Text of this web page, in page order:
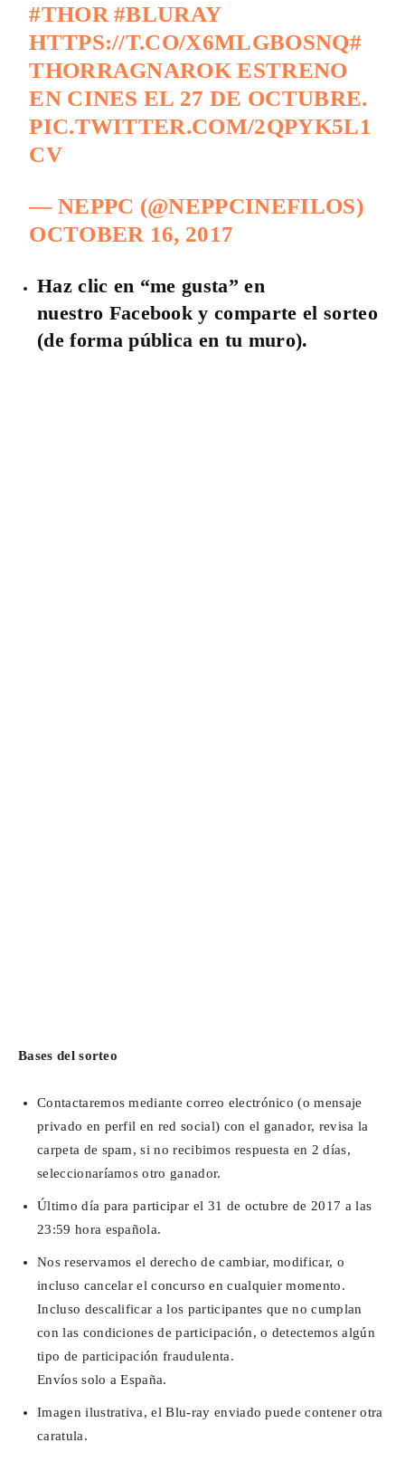
#THOR #BLURAY
HTTPS://T.CO/X6MLGBOSNQ#
THORRAGNAROK ESTRENO
EN CINES EL 27 DE OCTUBRE.
PIC.TWITTER.COM/2QPYK5L1
CV
— NEPPC (@NEPPCINEFILOS)
OCTOBER 16, 2017
Haz clic en “me gusta” en
nuestro Facebook y comparte el sorteo
(de forma pública en tu muro).
Bases del sorteo
Contactaremos mediante correo electrónico (o mensaje
privado en perfil en red social) con el ganador, revisa la
carpeta de spam, si no recibimos respuesta en 2 días,
seleccionaríamos otro ganador.
Último día para participar el 31 de octubre de 2017 a las
23:59 hora española.
Nos reservamos el derecho de cambiar, modificar, o
incluso cancelar el concurso en cualquier momento.
Incluso descalificar a los participantes que no cumplan
con las condiciones de participación, o detectemos algún
tipo de participación fraudulenta.
Envíos solo a España.
Imagen ilustrativa, el Blu-ray enviado puede contener otra
caratula.